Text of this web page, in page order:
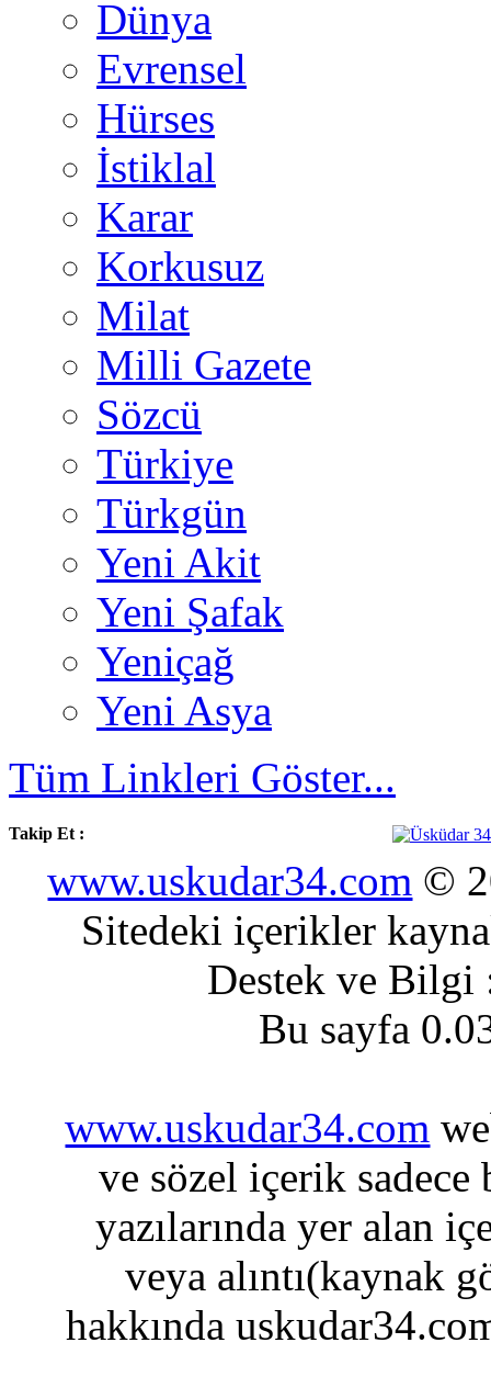
Dünya
Evrensel
Hürses
İstiklal
Karar
Korkusuz
Milat
Milli Gazete
Sözcü
Türkiye
Türkgün
Yeni Akit
Yeni Şafak
Yeniçağ
Yeni Asya
Tüm Linkleri Göster...
Takip Et :
www.uskudar34.com ©
Sitedeki içerikler
Destek ve
Bu sayfa
www.uskudar34.com
ve sözel içerik sadece
yazılarında yer alan
veya alıntı(kaynak
hakkında